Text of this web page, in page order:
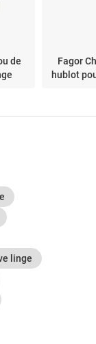
de
Fagor
hublot
linge